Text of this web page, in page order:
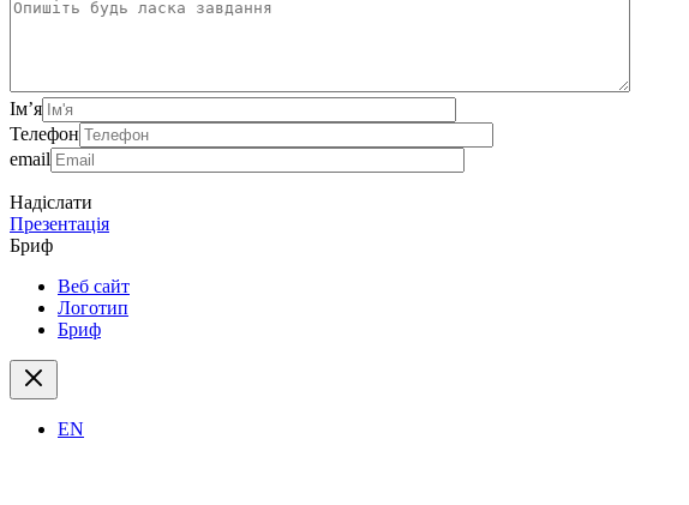
Ім’я
Телефон
email
Надіслати
Презентація
Бриф
Веб сайт
Логотип
Бриф
EN